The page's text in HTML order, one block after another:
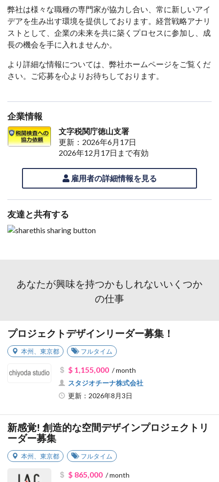
弊社は様々な職種の専門家が協力し合い、常に新しいアイ
デアを生み出す環境を提供しております。経営戦略アナリ
ストとして、企業の未来を共に築くプロセスに参加し、成
長の機会を手に入れませんか。
より詳細な情報については、弊社ホームページをご覧くだ
さい。ご応募を心よりお待ちしております。
企業情報
文字税関庁徳山支署
更新：2026年6月17日
2026年12月17日まで有効
雇用者の詳細情報を見る
友達と共有する
あなたが興味を持つかもしれないいくつか
の仕事
プロジェクトデザインリーダー募集！
本州 東京都 フルタイム
$ 1,155,000/ month
スタジオチーナ株式会社
更新：2026年8月3日
新感覚! 創造的な空間デザインプロジェクトリ
ーダー募集
本州 東京都 フルタイム
$ 865,000/ month